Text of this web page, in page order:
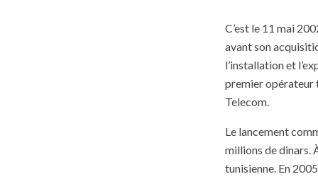
C’est le 11 mai
avant son
l’installation et
premier opérateur
Telecom.
Le lancement
millions de dinars.
tunisienne. En